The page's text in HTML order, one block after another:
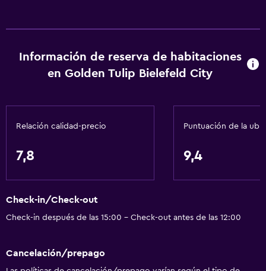
Información de reserva de habitaciones
en Golden Tulip Bielefeld City
Relación calidad-precio
7,8
Puntuación de la
9,4
Check-in/Check-out
Check-in después de las 15:00 - Check-out antes de las 12:00
Cancelación/prepago